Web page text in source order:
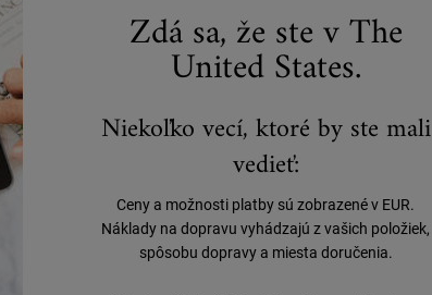
očami, ihneď ich vypláchnuť vodou.Zdá sa, že ste v The
United States.
Niekoľko vecí, ktoré by ste mali
vedieť:
Ceny a možnosti platby sú zobrazené v EUR.
Náklady na dopravu vyhádzajú z vašich položiek,
spôsobu dopravy a miesta doručenia.